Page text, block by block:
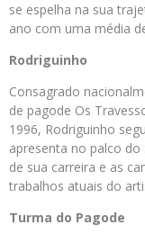
se espelha na sua
ano com uma média
Rodriguinho
Consagrado
de pagode Os
1996, Rodriguinho
apresenta no palco
de sua carreira e as
trabalhos atuais do
Turma do Pagode